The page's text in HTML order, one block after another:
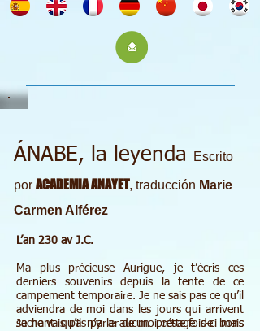
ÁNABE, la leyenda Escrito
por ACADEMIA ANAYET, traducción Marie
Carmen Alférez
L’an 230 av J.C.
Ma plus précieuse Aurigue, je t’écris ces
derniers souvenirs depuis la tente de ce
campement temporaire. Je ne sais pas ce qu’il
adviendra de moi dans les jours qui arrivent
sachant qu’il n’y a aucun présage de bons
Je ne vais pas parler de moi cette fois-ci mais